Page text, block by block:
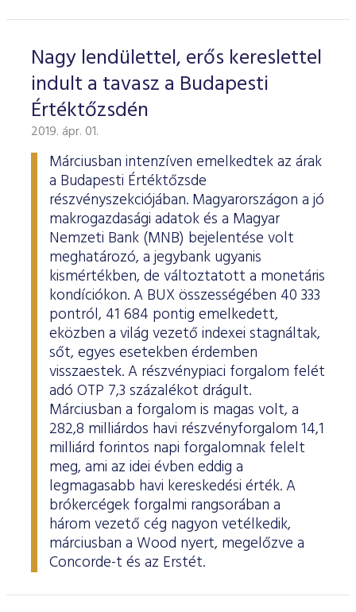
Nagy lendülettel, erős kereslettel
indult a tavasz a Budapesti
Értéktőzsdén
2019. ápr. 01.
Márciusban intenzíven emelkedtek az árak
a Budapesti Értéktőzsde
részvényszekciójában. Magyarországon a jó
makrogazdasági adatok és a Magyar
Nemzeti Bank (MNB) bejelentése volt
meghatározó, a jegybank ugyanis
kismértékben, de változtatott a monetáris
kondíciókon. A BUX összességében 40 333
pontról, 41 684 pontig emelkedett,
eközben a világ vezető indexei stagnáltak,
sőt, egyes esetekben érdemben
visszaestek. A részvénypiaci forgalom felét
adó OTP 7,3 százalékot drágult.
Márciusban a forgalom is magas volt, a
282,8 milliárdos havi részvényforgalom 14,1
milliárd forintos napi forgalomnak felelt
meg, ami az idei évben eddig a
legmagasabb havi kereskedési érték. A
brókercégek forgalmi rangsorában a
három vezető cég nagyon vetélkedik,
márciusban a Wood nyert, megelőzve a
Concorde-t és az Erstét.